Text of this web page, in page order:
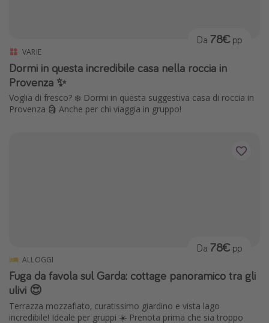
VARIE
Dormi in questa incredibile casa nella roccia in
Provenza ✨
Voglia di fresco? ❄️ Dormi in questa suggestiva casa di roccia in
Provenza 🗿 Anche per chi viaggia in gruppo!
Da 78€ pp
ALLOGGI
Fuga da favola sul Garda: cottage panoramico tra gli
ulivi 😍
Terrazza mozzafiato, curatissimo giardino e vista lago
incredibile! Ideale per gruppi ☀️ Prenota prima che sia troppo
Da 78€ pp